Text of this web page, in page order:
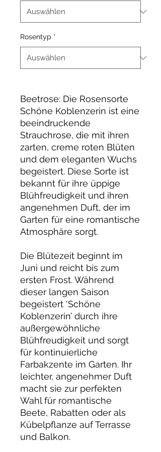
Rosentyp *
Beetrose: Die Rosensorte
Schöne Koblenzerin ist eine
beeindruckende
Strauchrose, die mit ihren
zarten, creme roten Blüten
und dem eleganten Wuchs
begeistert. Diese Sorte ist
bekannt für ihre üppige
Blühfreudigkeit und ihren
angenehmen Duft, der im
Garten für eine romantische
Atmosphäre sorgt.
Die Blütezeit beginnt im
Juni und reicht bis zum
ersten Frost. Während
dieser langen Saison
begeistert ‘Schöne
Koblenzerin’ durch ihre
außergewöhnliche
Blühfreudigkeit und sorgt
für kontinuierliche
Farbakzente im Garten. Ihr
leichter, angenehmer Duft
macht sie zur perfekten
Wahl für romantische
Beete, Rabatten oder als
Kübelpflanze auf Terrasse
und Balkon.